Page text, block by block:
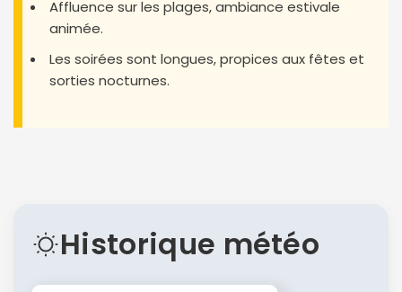
Affluence sur les plages, ambiance estivale
animée.
Les soirées sont longues, propices aux fêtes et
sorties nocturnes.
Historique météo